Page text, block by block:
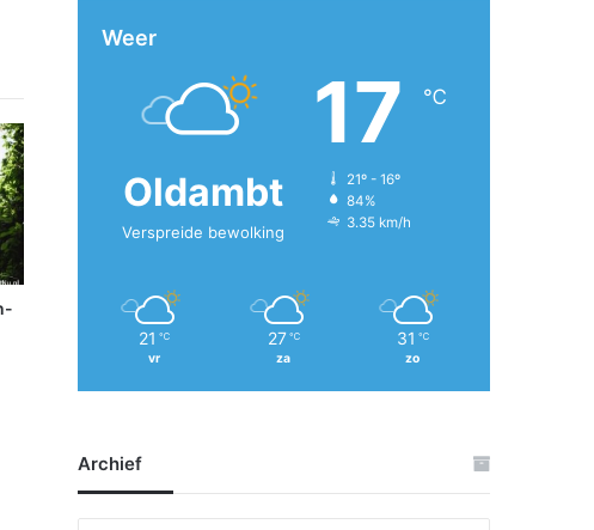
Weer
Oldambt
Verspreide bewolking
17 ℃
21º - 16º
84%
3.35 km/h
21 ℃
vr
27 ℃
za
31 ℃
zo
Archief